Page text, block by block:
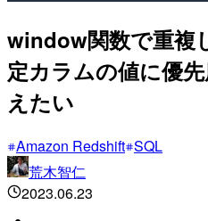
window関数で重複
定カラムの値に優
えたい
Amazon Redshift SQL
荒木智仁
2023.06.23